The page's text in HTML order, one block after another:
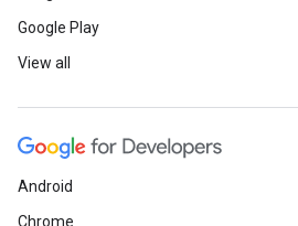
Google Play
View all
Android
Chrome